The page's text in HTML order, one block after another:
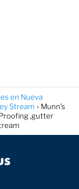
en Nueva
Stream
Munn’s
,gutter